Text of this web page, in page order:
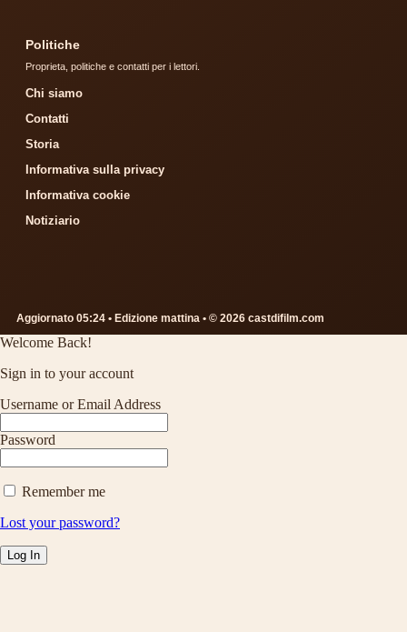
Politiche
Proprieta, politiche e contatti per i lettori.
Chi siamo
Contatti
Storia
Informativa sulla privacy
Informativa cookie
Notiziario
Aggiornato 05:24 • Edizione mattina • © 2026 castdifilm.com
Welcome Back!
Sign in to your account
Username or Email Address
Password
Remember me
Lost your password?